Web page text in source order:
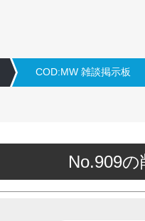
COD:MW 雑談掲示板
No.909